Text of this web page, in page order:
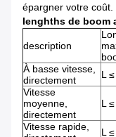
épargner votre coût.
lenghths de boom
description
À basse vitesse,
directement
L
Vitesse
moyenne,
directement
L
Vitesse rapide,
L